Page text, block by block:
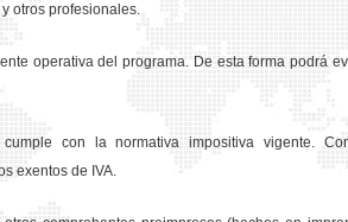
otros profesionales.
operativa del programa. De esta forma podrá
con la normativa impositiva vigente.
exentos de IVA.